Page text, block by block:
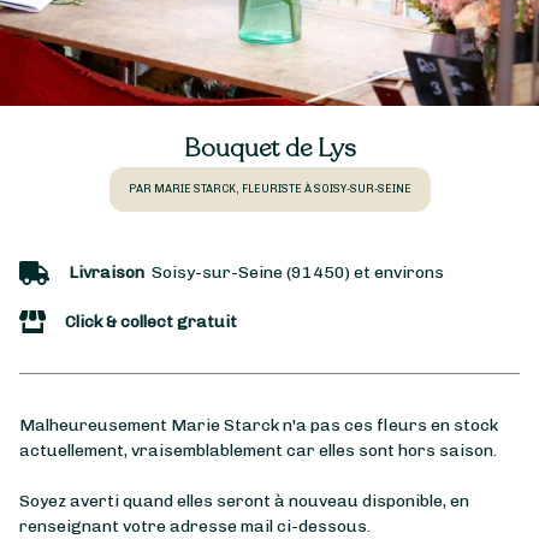
Bouquet de Lys
PAR MARIE STARCK, FLEURISTE À SOISY-SUR-SEINE
Livraison Soisy-sur-Seine (91450) et environs
Click & collect gratuit
Malheureusement Marie Starck n'a pas ces fleurs en stock
actuellement, vraisemblablement car elles sont hors saison.
Soyez averti quand elles seront à nouveau disponible, en
renseignant votre adresse mail ci-dessous.